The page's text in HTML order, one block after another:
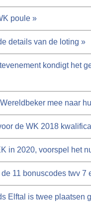
poule »
details van de loting »
kondigt het
mee naar
de WK 2018
in 2020, voorspel het
11 bonuscodes twv
Elftal is twee plaatsen